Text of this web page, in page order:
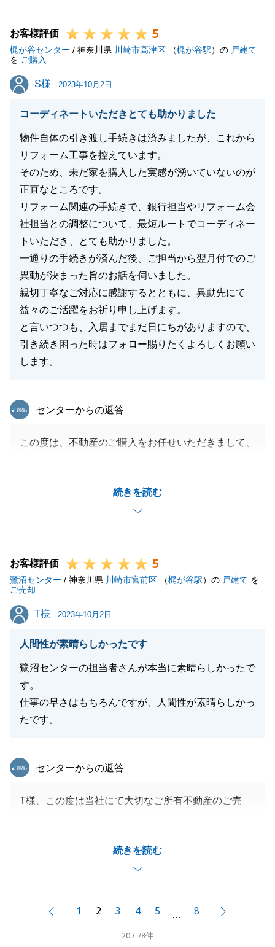
お客様評価 5
梶が谷センター / 神奈川県 川崎市高津区 （梶が谷駅）の 戸建て
を ご購入
S様
S様 2023年10月2日
コーディネートいただきとても助かりました
物件自体の引き渡し手続きは済みましたが、これから
リフォーム工事を控えています。
そのため、未だ家を購入した実感が湧いていないのが
正直なところです。
リフォーム関連の手続きで、銀行担当やリフォーム会
社担当との調整について、最短ルートでコーディネー
トいただき、とても助かりました。
一通りの手続きが済んだ後、ご担当から翌月付でのご
異動が決まった旨のお話を伺いました。
親切丁寧なご対応に感謝するとともに、異動先にて
益々のご活躍をお祈り申し上げます。
と言いつつも、入居までまだ日にちがありますので、
引き続き困った時はフォロー賜りたくよろしくお願い
します。
続きを読む
東急リバブル
センターからの返答
この度は、不動産のご購入をお任せいただきまして、
の中迅速に対応いただきましたおかげで、スムーズに
引渡しを迎えることができました。
これからリフォームに入りますので、何かございまし
この度は誠にありがとうございました。
引き続き何卒よろしくお願い申し上げます。
お客様評価 5
鷺沼センター / 神奈川県 川崎市宮前区 （梶が谷駅）の 戸建て を
ご売却
T様
T様 2023年10月2日
人間性が素晴らしかったです
鷺沼センターの担当者さんが本当に素晴らしかったで
す。
仕事の早さはもちろんですが、人間性が素晴らしかっ
たです。
続きを読む
東急リバブル
センターからの返答
T様、この度は当社にて大切なご所有不動産のご売
初めてお会いさせていただいた日から7か月の時を経
て、この度無事に素敵なマイホームからまたも素敵な
マイホームにお買い換えができ、担当として大変うれ
T様はこれまでとても大切にご自宅をお使いいただい
ておりましたので、初めてT様のご自宅を拝見した時
前へ1 2 3 4 5 … 8
20 / 78件